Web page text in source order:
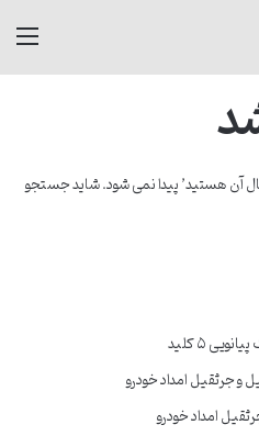
آن هستید’ پیدا نمی شود. شاید جستجو
۵ کلید
و جرثقیل امداد خودرو
امداد خودرو